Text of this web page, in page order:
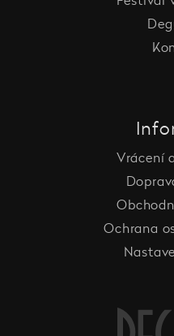
Vrácení
Ochrana